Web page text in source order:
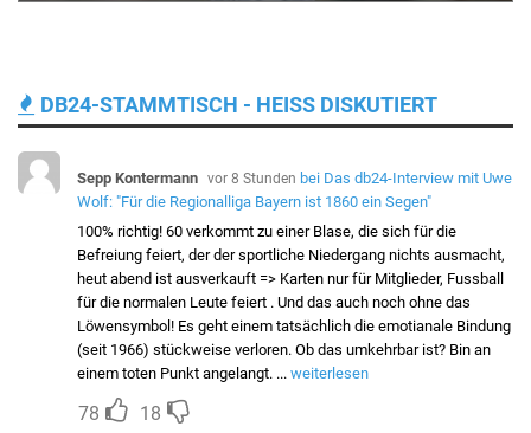
DB24-STAMMTISCH - HEISS DISKUTIERT
Sepp Kontermann vor 8 Stunden bei Das db24-Interview mit Uwe
Wolf: "Für die Regionalliga Bayern ist 1860 ein Segen"
100% richtig! 60 verkommt zu einer Blase, die sich für die
Befreiung feiert, der der sportliche Niedergang nichts ausmacht,
heut abend ist ausverkauft => Karten nur für Mitglieder, Fussball
für die normalen Leute feiert . Und das auch noch ohne das
Löwensymbol! Es geht einem tatsächlich die emotianale Bindung
(seit 1966) stückweise verloren. Ob das umkehrbar ist? Bin an
einem toten Punkt angelangt. ... weiterlesen
78 18